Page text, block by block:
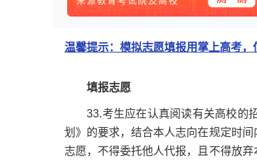
温馨提示：模拟志愿填报用掌上高考，
填报志愿
33.考生应在认真阅读有关高校的招
划》的要求，结合本人志向在规定时
志愿，不得委托他人代报，且不得放